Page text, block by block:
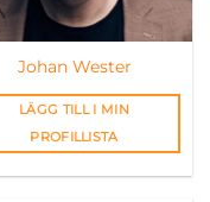
Johan Wester
LÄGG TILL I MIN
PROFILLISTA